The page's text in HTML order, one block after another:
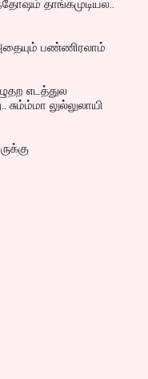
தாங்கமுடியல..
பண்ணிரலாம்
எடத்துல
லுல்லுலாயி